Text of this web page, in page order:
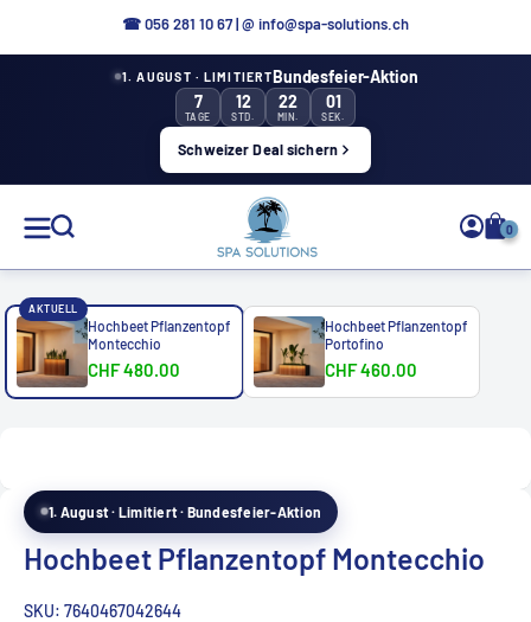
☎ 056 281 10 67|@ info@spa-solutions.ch
1. AUGUST · LIMITIERTBundesfeier-Aktion
7
TAGE
12
STD.
22
MIN.
00
SEK.
Schweizer Deal sichern
Solutions
0
AKTUELL
Hochbeet Pflanzentopf
Montecchio
CHF 480.00
Hochbeet Pflanzentopf
Portofino
CHF 460.00
1. August · Limitiert · Bundesfeier-Aktion
Hochbeet Pflanzentopf Montecchio
SKU: 7640467042644